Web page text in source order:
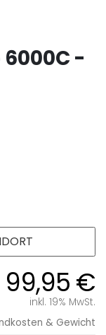
-
99,95 €
inkl. 19% MwSt.
& Gewicht